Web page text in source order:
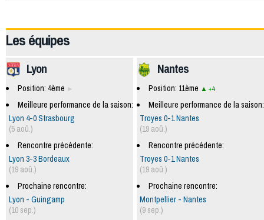
Les équipes
Nantes
Position: 11ème +4
Meilleure performance de la saison:
Troyes 0-1 Nantes
(19 aoû.)
Rencontre précédente:
Troyes 0-1 Nantes
(19 aoû.)
Prochaine rencontre:
Montpellier - Nantes
(9 sep.)
Lyon
Position: 4ème
Meilleure performance de la saison:
Lyon 4-0 Strasbourg
(5 aoû.)
Rencontre précédente:
Lyon 3-3 Bordeaux
(19 aoû.)
Prochaine rencontre:
Lyon - Guingamp
(10 sep.)